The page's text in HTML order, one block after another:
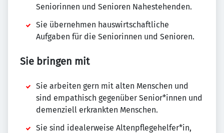
Seniorinnen und Senioren Nahestehenden.
Sie übernehmen hauswirtschaftliche
Aufgaben für die Seniorinnen und Senioren.
Sie bringen mit
Sie arbeiten gern mit alten Menschen und
sind empathisch gegenüber Senior*innen und
demenziell erkrankten Menschen.
Sie sind idealerweise Altenpflegehelfer*in,